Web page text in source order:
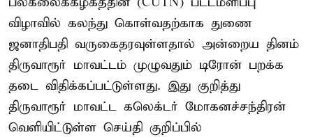
விழாவில் கலந்து கொள்வதற்காக துணை
ஜனாதிபதி வருகைதரவுள்ளதால் அன்றைய தினம்
திருவாரூர் மாவட்டம் முழுவதும் டிரோன் பறக்க
தடை விதிக்கப்பட்டுள்ளது. இது குறித்து
திருவாரூர் மாவட்ட கலெக்டர் மோகனச்சந்திரன்
வெளியிட்டுள்ள செய்தி குறிப்பில்